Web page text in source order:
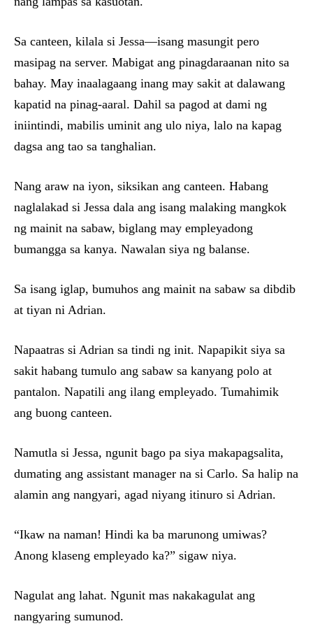
Sa canteen, kilala si Jessa—isang masungit pero
masipag na server. Mabigat ang pinagdaraanan nito sa
bahay. May inaalagaang inang may sakit at dalawang
kapatid na pinag-aaral. Dahil sa pagod at dami ng
iniintindi, mabilis uminit ang ulo niya, lalo na kapag
dagsa ang tao sa tanghalian.
Nang araw na iyon, siksikan ang canteen. Habang
naglalakad si Jessa dala ang isang malaking mangkok
ng mainit na sabaw, biglang may empleyadong
bumangga sa kanya. Nawalan siya ng balanse.
Sa isang iglap, bumuhos ang mainit na sabaw sa dibdib
at tiyan ni Adrian.
Napaatras si Adrian sa tindi ng init. Napapikit siya sa
sakit habang tumulo ang sabaw sa kanyang polo at
pantalon. Napatili ang ilang empleyado. Tumahimik
ang buong canteen.
Namutla si Jessa, ngunit bago pa siya makapagsalita,
dumating ang assistant manager na si Carlo. Sa halip na
alamin ang nangyari, agad niyang itinuro si Adrian.
“Ikaw na naman! Hindi ka ba marunong umiwas?
Anong klaseng empleyado ka?” sigaw niya.
Nagulat ang lahat. Ngunit mas nakakagulat ang
nangyaring sumunod.